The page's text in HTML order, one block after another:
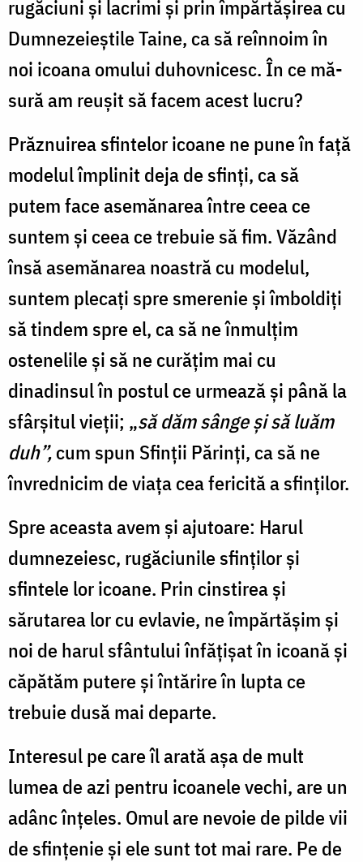
rugăciuni și lacrimi și prin împărtășirea cu
Dumnezeieștile Taine, ca să reînnoim în
noi icoana omului duhovnicesc. În ce mă­
sură am reușit să facem acest lucru?
Prăznuirea sfintelor icoane ne pune în față
modelul împlinit deja de sfinți, ca să
putem face asemănarea între ceea ce
suntem și ceea ce trebuie să fim. Văzând
însă asemănarea noastră cu modelul,
suntem plecați spre smerenie și îmboldiți
să tindem spre el, ca să ne înmulțim
ostenelile și să ne curățim mai cu
dinadinsul în postul ce urmează și până la
sfârșitul vieții; „să dăm sânge și să luăm
duh”,cum spun Sfinții Părinți, ca să ne
învrednicim de viața cea fericită a sfinților.
Spre aceasta avem și ajutoare: Harul
dumnezeiesc, rugăciunile sfinților și
sfintele lor icoane. Prin cinstirea și
sărutarea lor cu evlavie, ne împărtășim și
noi de harul sfântului înfățișat în icoană și
căpătăm putere și întărire în lupta ce
trebuie dusă mai departe.
Interesul pe care îl arată așa de mult
lumea de azi pentru icoanele vechi, are un
adânc înțeles. Omul are nevoie de pilde vii
de sfințenie și ele sunt tot mai rare. Pe de